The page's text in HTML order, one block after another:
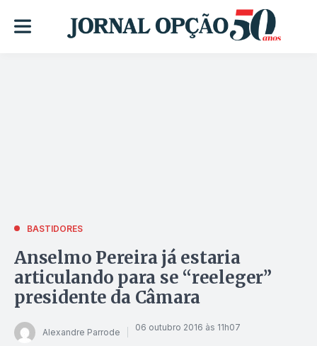
BASTIDORES
Anselmo Pereira já estaria
articulando para se “reeleger”
presidente da Câmara
Alexandre Parrode 06 outubro 2016 às 11h07